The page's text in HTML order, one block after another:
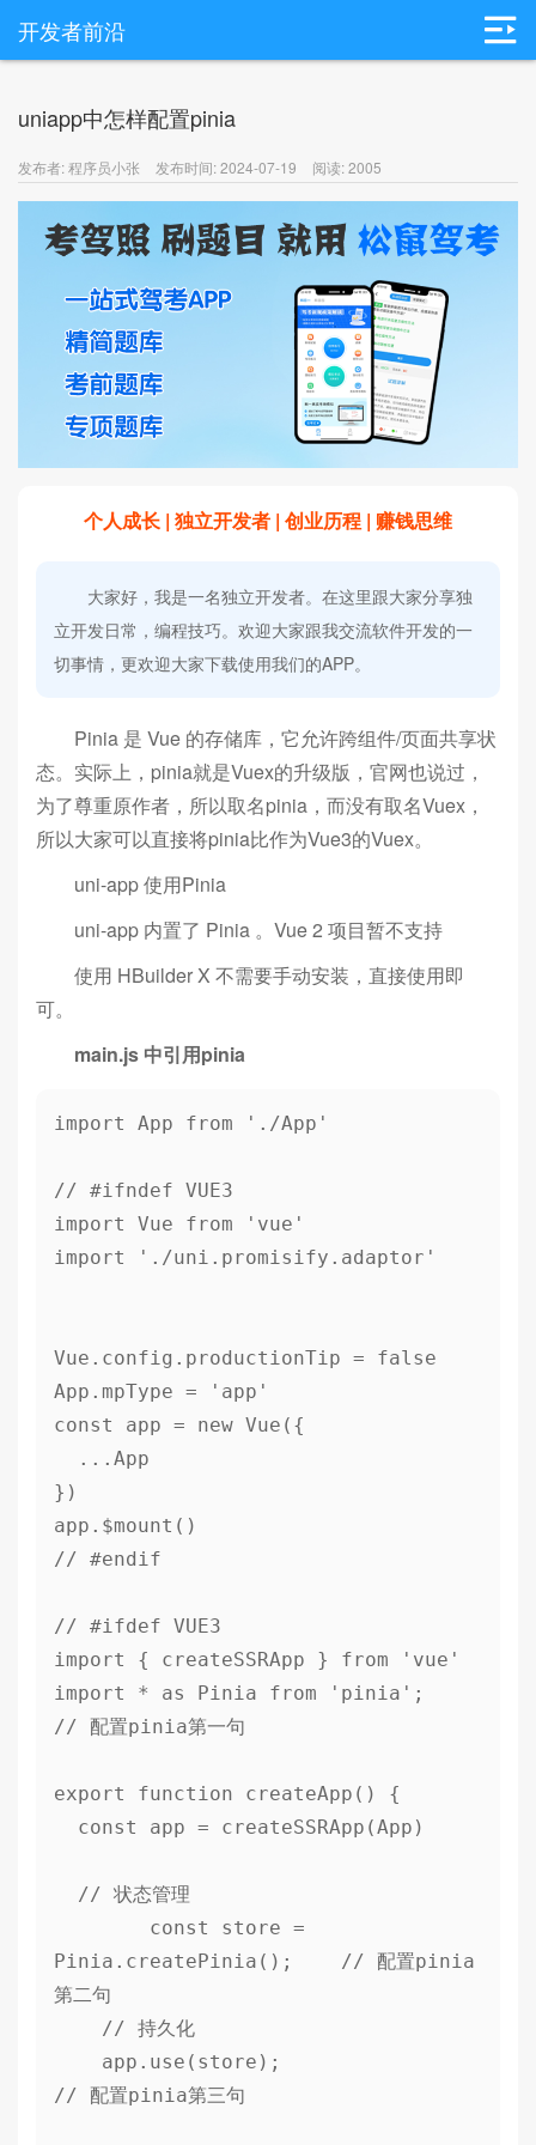
开发者前沿
uniapp中怎样配置pinia
发布者: 程序员小张 发布时间: 2024-07-19 阅读: 2005
个人成长 | 独立开发者 | 创业历程 | 赚钱思维
大家好，我是一名独立开发者。在这里跟大家分享独
立开发日常，编程技巧。欢迎大家跟我交流软件开发的一
切事情，更欢迎大家下载使用我们的APP。
Pinia 是 Vue 的存储库，它允许跨组件/页面共享状
态。实际上，pinia就是Vuex的升级版，官网也说过，
为了尊重原作者，所以取名pinia，而没有取名Vuex，
所以大家可以直接将pinia比作为Vue3的Vuex。
uni-app 使用Pinia
uni-app 内置了 Pinia 。Vue 2 项目暂不支持
使用 HBuilder X 不需要手动安装，直接使用即
可。
main.js 中引用pinia
import App from './App'
// #ifndef VUE3
import Vue from 'vue'
import './uni.promisify.adaptor'
Vue.config.productionTip = false
App.mpType = 'app'
const app = new Vue({
})
app.$mount()
// #endif
// #ifdef VUE3
import { createSSRApp } from 'vue'
import * as Pinia from 'pinia';
// 配置pinia第一句
export function createApp() {
Pinia.createPinia();	// 配置pinia
第二句
// 配置pinia第三句